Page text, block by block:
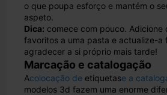
o que poupa esforço e mantém o
aspeto.
Dica: comece com pouco. Adicione
favoritos a uma pasta e actualize-a
agradecer a si próprio mais tarde!
Marcação e catalogação
Acolocação de etiquetase a
modelos 3d fazem uma enorme